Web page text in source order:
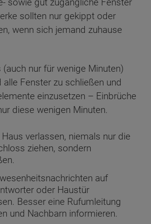
sowie gut zugängliche Fenster
sollten nur gekippt oder
wenn sich jemand zuhause
nur für wenige Minuten)
alle Fenster zu schließen und
einzusetzen – Einbrüche
diese wenigen Minuten.
verlassen, niemals nur die
ziehen, sondern
auf
oder Haustür
Besser eine Rufumleitung
und Nachbarn informieren.